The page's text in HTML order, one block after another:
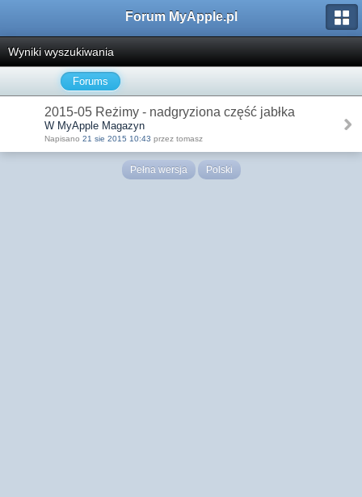
Forum MyApple.pl
Wyniki wyszukiwania
Forums
2015-05 Reżimy - nadgryziona część jabłka
W MyApple Magazyn
Napisano 21 sie 2015 10:43 przez tomasz
Pełna wersja Polski